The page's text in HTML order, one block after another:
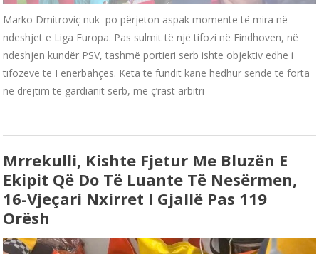
Marko Dmitroviç nuk po përjeton aspak momente të mira në
ndeshjet e Liga Europa. Pas sulmit të një tifozi në Eindhoven, në
ndeshjen kundër PSV, tashmë portieri serb ishte objektiv edhe i
tifozëve të Fenerbahçes. Këta të fundit kanë hedhur sende të forta
në drejtim të gardianit serb, me ç’rast arbitri
Mrrekulli, Kishte Fjetur Me Bluzën E
Ekipit Që Do Të Luante Të Nesërmen,
16-Vjeçari Nxirret I Gjallë Pas 119
Orësh